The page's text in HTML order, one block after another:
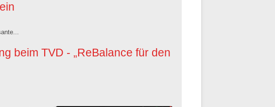
beim TVD - „ReBalance für den